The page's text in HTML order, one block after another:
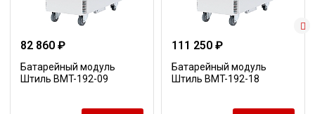
82 860 ₽
Батарейный модуль
Штиль BMT-192-09
111 250 ₽
Батарейный модуль
Штиль BMT-192-18